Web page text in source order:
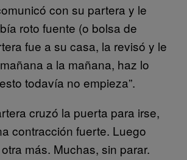
con su partera y le
roto fuente (o bolsa de
fue a su casa, la revisó y le
a la mañana, haz lo
todavía no empieza”.
cruzó la puerta para irse,
contracción fuerte. Luego
más. Muchas, sin parar.